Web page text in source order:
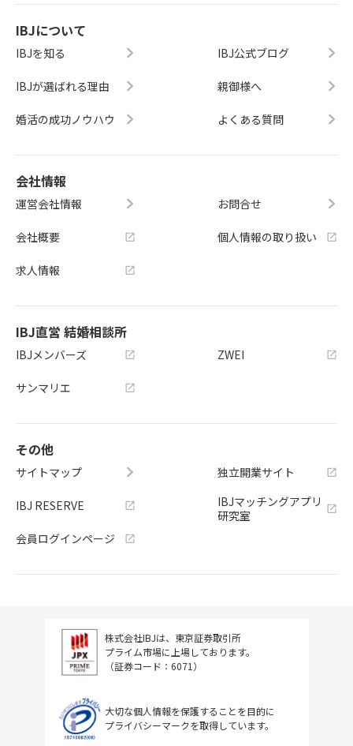
IBJについて
IBJを知る
IBJが選ばれる理由
婚活の成功ノウハウ
IBJ公式ブログ
親御様へ
よくある質問
会社情報
運営会社情報
会社概要
求人情報
お問合せ
個人情報の取り扱い
IBJ直営 結婚相談所
IBJメンバーズ
サンマリエ
ZWEI
その他
サイトマップ
IBJ RESERVE
会員ログインページ
独立開業サイト
IBJマッチングアプリ
研究室
株式会社IBJは、東京証券取引所
プライム市場に上場しております。
（証券コード：6071）
大切な個人情報を保護することを目的に
プライバシーマークを取得しています。